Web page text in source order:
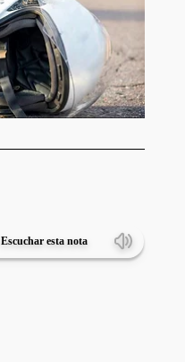
Escuchar esta nota